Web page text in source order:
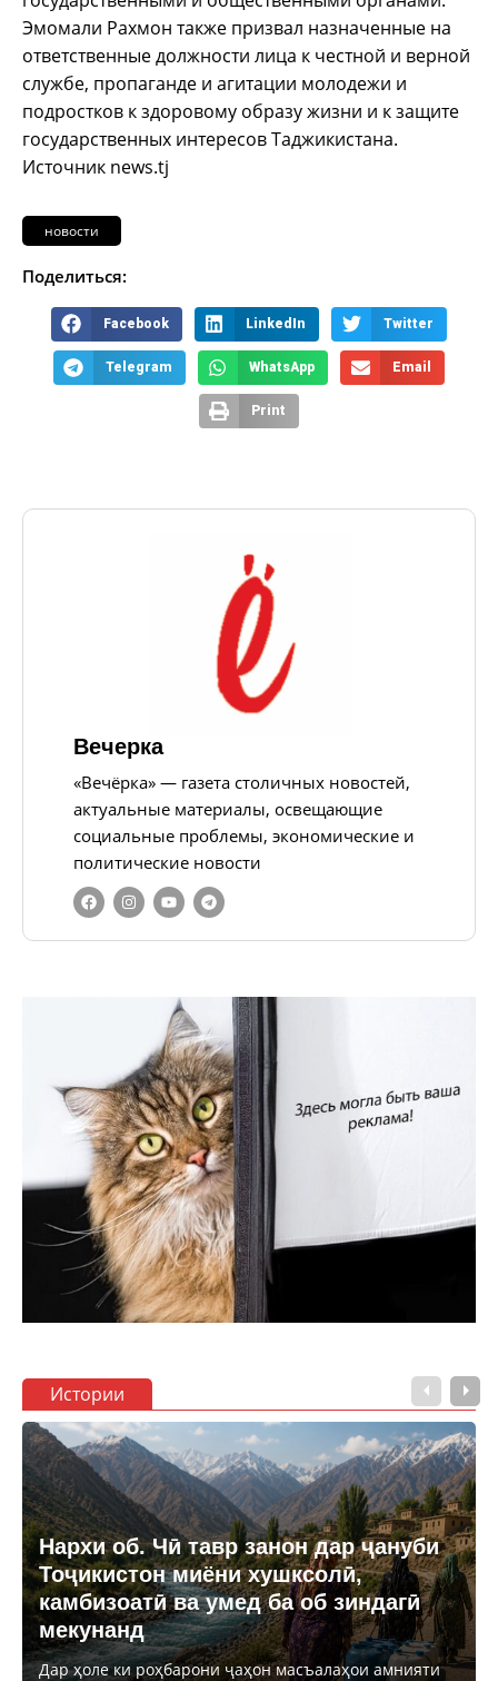
Эмомали Рахмон также призвал назначенные на
ответственные должности лица к честной и верной
службе, пропаганде и агитации молодежи и
подростков к здоровому образу жизни и к защите
государственных интересов Таджикистана.
Источник news.tj
новости
Поделиться:
Facebook LinkedIn Twitter
Telegram WhatsApp Email
Print
Вечерка
«Вечёрка» — газета столичных новостей,
актуальные материалы, освещающие
социальные проблемы, экономические и
политические новости
Истории
Нархи об. Чӣ тавр занон дар ҷануби
Тоҷикистон миёни хушксолӣ,
камбизоатӣ ва умед ба об зиндагӣ
мекунанд
Дар ҳоле ки роҳбарони ҷаҳон масъалаҳои амнияти